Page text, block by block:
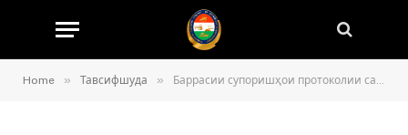
Home » Тавсифшуда » Баррасии супоришҳои протоколии сардори ХДНТСН дар Раёсати Хадамот дар минтақаи Кулоб.